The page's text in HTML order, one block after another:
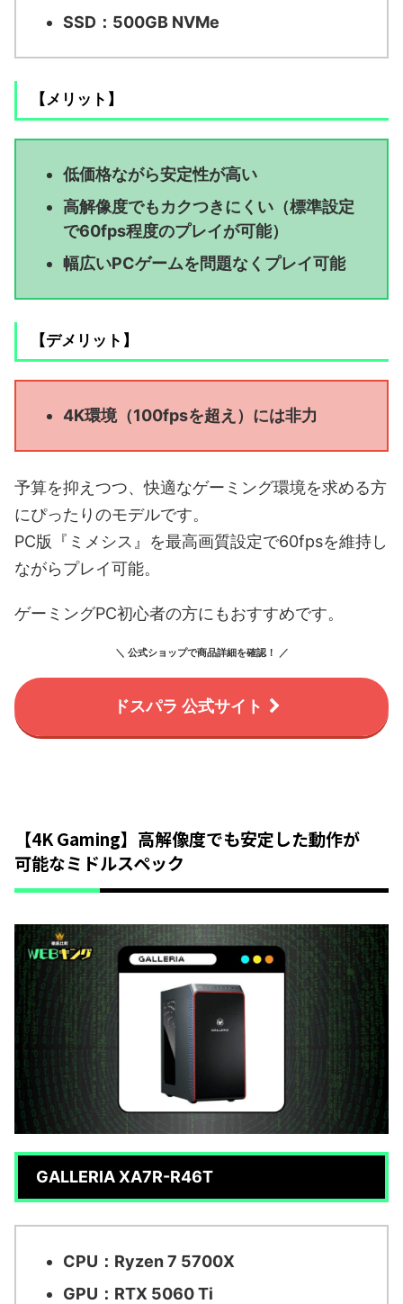
SSD：500GB NVMe
【メリット】
低価格ながら安定性が高い
高解像度でもカクつきにくい（標準設定
で60fps程度のプレイが可能）
幅広いPCゲームを問題なくプレイ可能
【デメリット】
4K環境（100fpsを超え）には非力
予算を抑えつつ、快適なゲーミング環境を求める方
にぴったりのモデルです。
PC版『ミメシス』を最高画質設定で60fpsを維持し
ながらプレイ可能。
ゲーミングPC初心者の方にもおすすめです。
＼ 公式ショップで商品詳細を確認！ ／
ドスパラ 公式サイト
【4K Gaming】高解像度でも安定した動作が
可能なミドルスペック
GALLERIA XA7R-R46T
CPU：Ryzen 7 5700X
GPU：RTX 5060 Ti